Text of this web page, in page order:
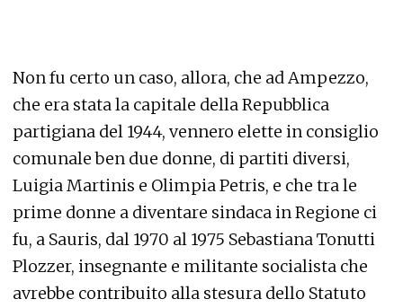
Non fu certo un caso, allora, che ad Ampezzo,
che era stata la capitale della Repubblica
partigiana del 1944, vennero elette in consiglio
comunale ben due donne, di partiti diversi,
Luigia Martinis e Olimpia Petris, e che tra le
prime donne a diventare sindaca in Regione ci
fu, a Sauris, dal 1970 al 1975 Sebastiana Tonutti
Plozzer, insegnante e militante socialista che
avrebbe contribuito alla stesura dello Statuto